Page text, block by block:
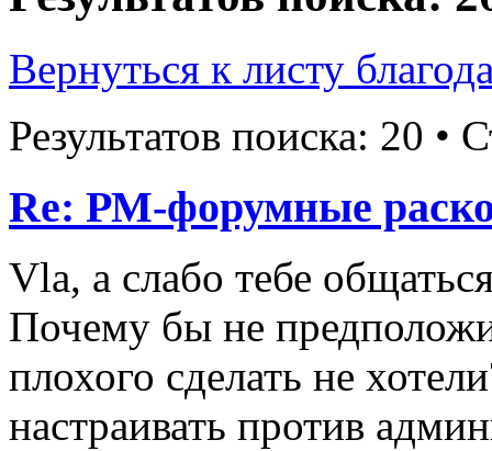
Вернуться к листу
Результатов поиска: 20 •
Re: РМ-форумные
Vla, а слабо тебе
Почему бы не
плохого сделать не
настраивать против